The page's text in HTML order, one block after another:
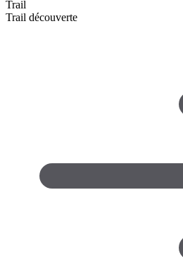
Trail
Trail découverte